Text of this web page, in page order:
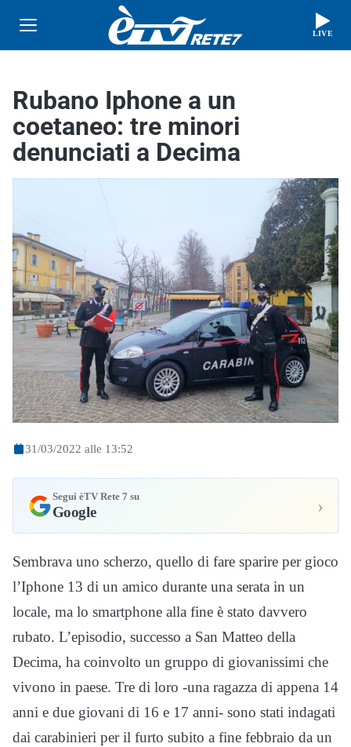
LIVE
Rubano Iphone a un
coetaneo: tre minori
denunciati a Decima
31/03/2022 alle 13:52
Segui èTV Rete 7 su
Google ›
Sembrava uno scherzo, quello di fare sparire per gioco
l’Iphone 13 di un amico durante una serata in un
locale, ma lo smartphone alla fine è stato davvero
rubato. L’episodio, successo a San Matteo della
Decima, ha coinvolto un gruppo di giovanissimi che
vivono in paese. Tre di loro -una ragazza di appena 14
anni e due giovani di 16 e 17 anni- sono stati indagati
dai carabinieri per il furto subito a fine febbraio da un